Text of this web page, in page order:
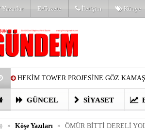
Yazarlar E-Gazete İletişim Künye
HEKİM TOWER PROJESİNE GÖZ
PARTİ’DE YENİ YÜZLER HARUN
GÜNCEL SIYASET
» Köşe Yazıları » ÖMÜR BİTTİ DERELİ